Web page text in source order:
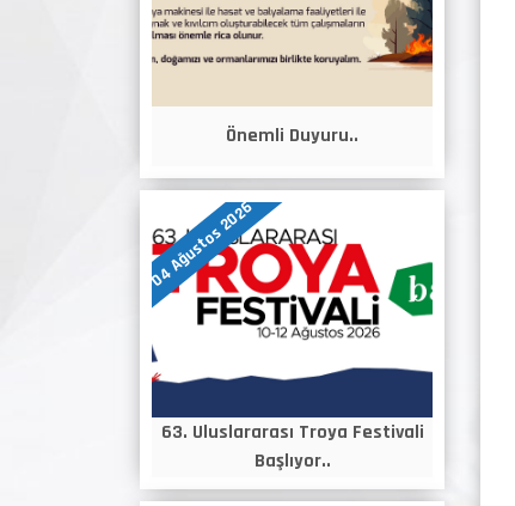
Önemli Duyuru..
04 Ağustos 2026
63. Uluslararası Troya Festivali
Başlıyor..